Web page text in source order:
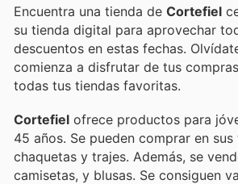
Encuentra una tienda de Cortefiel
su tienda digital para aprovechar
descuentos en estas fechas.
comienza a disfrutar de tus
todas tus tiendas favoritas.
Cortefiel ofrece productos para
45 años. Se pueden comprar en
chaquetas y trajes. Además, se
camisetas, y blusas. Se consiguen variedad de